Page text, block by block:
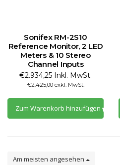
Sonifex RM-2S10
Reference Monitor, 2 LED
Meters & 10 Stereo
Channel Inputs
€2.934,25 Inkl. MwSt.
€2.425,00 exkl. MwSt.
Zum Warenkorb hinzufügen
Am meisten angesehen